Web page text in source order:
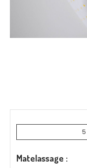
Matelassage :
5